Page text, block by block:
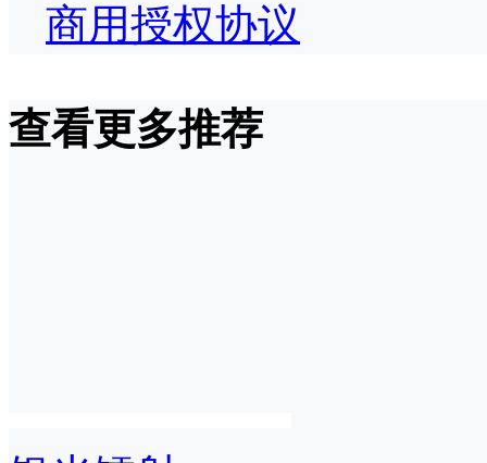
商用授权协议
查看更多推荐